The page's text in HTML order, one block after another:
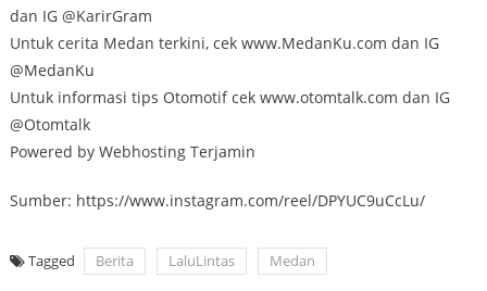
dan IG @KarirGram
Untuk cerita Medan terkini, cek www.MedanKu.com dan IG
@MedanKu
Untuk informasi tips Otomotif cek www.otomtalk.com dan IG
@Otomtalk
Powered by Webhosting Terjamin
Sumber: https://www.instagram.com/reel/DPYUC9uCcLu/
Tagged Berita LaluLintas Medan